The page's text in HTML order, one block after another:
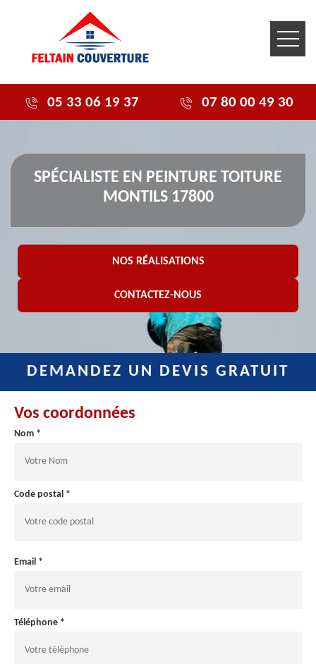
05 33 06 19 37 07 80 00 49 30
SPÉCIALISTE EN PEINTURE TOITURE
MONTILS 17800
NOS RÉALISATIONS
CONTACTEZ-NOUS
DEMANDEZ UN DEVIS GRATUIT
Vos coordonnées
Nom *
Code postal *
Email *
Téléphone *